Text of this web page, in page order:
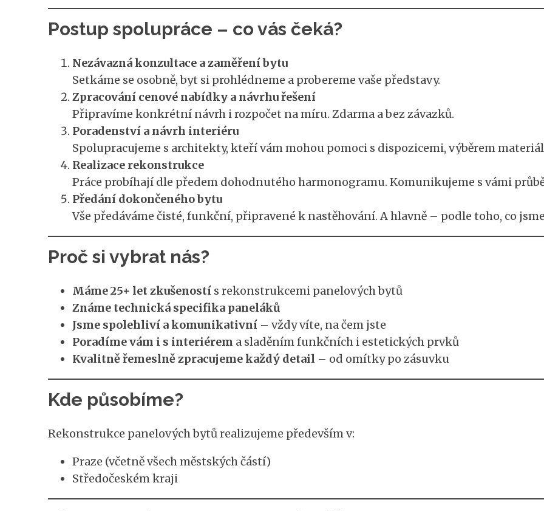
Postup spolupráce – co vás čeká?
Nezávazná konzultace a zaměření bytu
Setkáme se osobně, byt si prohlédneme a probereme vaše představy.
Zpracování cenové nabídky a návrhu řešení
Připravíme konkrétní návrh i rozpočet na míru. Zdarma a bez závazků.
Poradenství a návrh interiéru
Spolupracujeme s architekty, kteří vám mohou pomoci s dispozicemi, výběrem
Realizace rekonstrukce
Práce probíhají dle předem dohodnutého harmonogramu. Komunikujeme s vámi
Předání dokončeného bytu
Vše předáváme čisté, funkční, připravené k nastěhování. A hlavně – podle toho, co
Proč si vybrat nás?
Máme 25+ let zkušenostís rekonstrukcemi panelových bytů
Známe technická specifika paneláků
Jsme spolehliví a komunikativní– vždy víte, na čem jste
Poradíme vám i s interiérem a sladěním funkčních i estetických prvků
Kvalitně řemeslně zpracujeme každý detail – od omítky po zásuvku
Kde působíme?
Rekonstrukce panelových bytů realizujeme především v:
Praze (včetně všech městských částí)
Středočeském kraji